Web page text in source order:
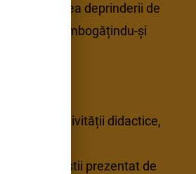
: consolidarea deprinderii de
în grup, îmbogățindu-și
sfârșitul activității didactice,
titlul poveştii prezentat de